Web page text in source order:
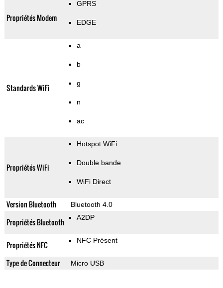
Propriétés Modem
GPRS
EDGE
Standards WiFi
a
b
g
n
ac
Propriétés WiFi
Hotspot WiFi
Double bande
WiFi Direct
Version Bluetooth Bluetooth 4.0
Propriétés Bluetooth A2DP
Propriétés NFC NFC Présent
Type de Connecteur Micro USB